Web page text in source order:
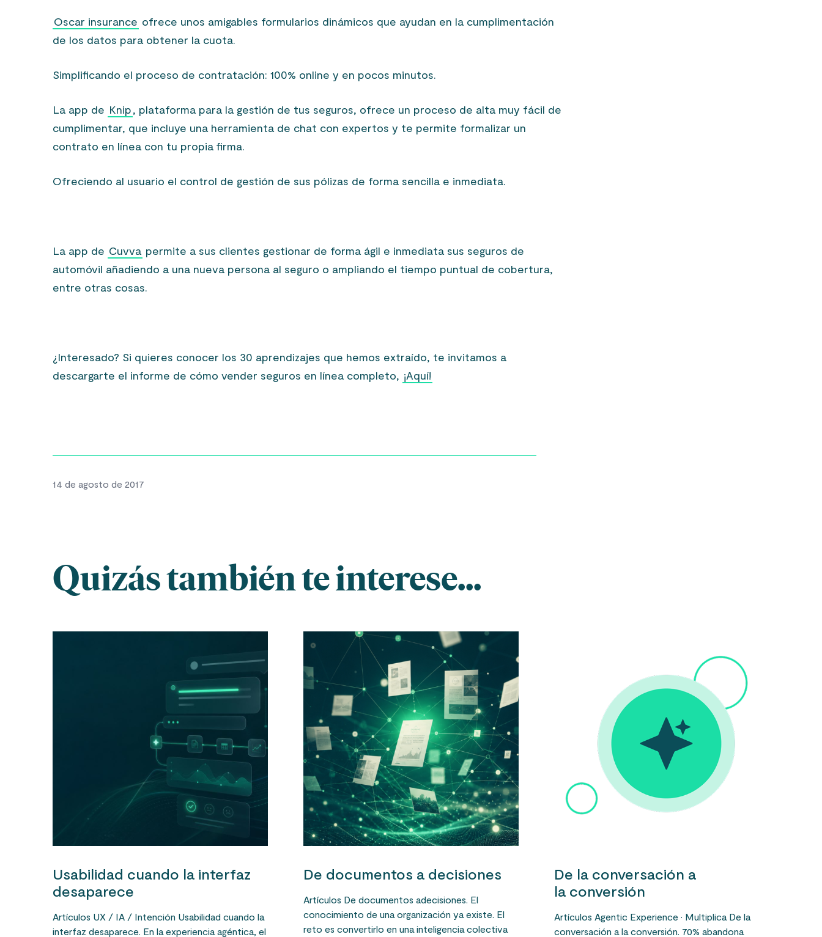
Oscar insurance ofrece unos amigables formularios dinámicos que ayudan en la cumplimentación
de los datos para obtener la cuota.
Simplificando el proceso de contratación: 100% online y en pocos minutos.
La app de Knip, plataforma para la gestión de tus seguros, ofrece un proceso de alta muy fácil de
cumplimentar, que incluye una herramienta de chat con expertos y te permite formalizar un
contrato en línea con tu propia firma.
Ofreciendo al usuario el control de gestión de sus pólizas de forma sencilla e inmediata.
La app de Cuvva permite a sus clientes gestionar de forma ágil e inmediata sus seguros de
automóvil añadiendo a una nueva persona al seguro o ampliando el tiempo puntual de cobertura,
entre otras cosas.
¿Interesado? Si quieres conocer los 30 aprendizajes que hemos extraído, te invitamos a
descargarte el informe de cómo vender seguros en línea completo, ¡Aquí!
14 de agosto de 2017
Quizás también te interese...
Usabilidad cuando la interfaz
desaparece
Artículos UX / IA / Intención Usabilidad cuando la
interfaz desaparece. En la experiencia agéntica, el
De documentos a decisiones
Artículos De documentos adecisiones. El
conocimiento de una organización ya existe. El
reto es convertirlo en una inteligencia colectiva
De la conversación a
la conversión
Artículos Agentic Experience · Multiplica De la
conversación a la conversión. 70% abandona